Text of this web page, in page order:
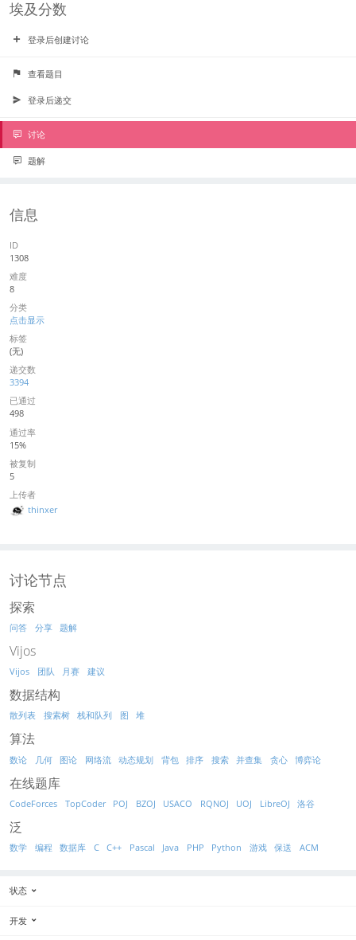
埃及分数
登录后创建讨论
查看题目
登录后递交
讨论
题解
信息
ID
1308
难度
8
分类
点击显示
标签
(无)
递交数
3394
已通过
498
通过率
15%
被复制
5
上传者
thinxer
讨论节点
探索
问答 分享 题解
Vijos
Vijos 团队 月赛 建议
数据结构
散列表 搜索树 栈和队列 图 堆
算法
数论 几何 图论 网络流 动态规划 背包 排序 搜索 并查集 贪心 博弈论
在线题库
CodeForces TopCoder POJ BZOJ USACO RQNOJ UOJ LibreOJ 洛谷
泛
数学 编程 数据库 C C++ Pascal Java PHP Python 游戏 保送 ACM
状态
开发